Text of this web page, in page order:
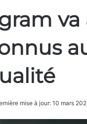
mise à jour: 10 mars